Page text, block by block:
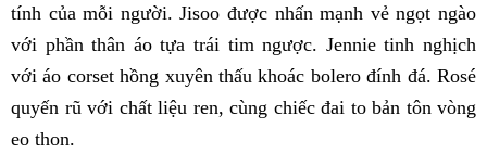
tính của mỗi người. Jisoo được nhấn mạnh vẻ ngọt ngào
với phần thân áo tựa trái tim ngược. Jennie tinh nghịch
với áo corset hồng xuyên thấu khoác bolero đính đá. Rosé
quyến rũ với chất liệu ren, cùng chiếc đai to bản tôn vòng
eo thon.